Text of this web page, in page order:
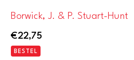
Borwick, J. & P. Stuart-Hunt
€22,75
BESTEL